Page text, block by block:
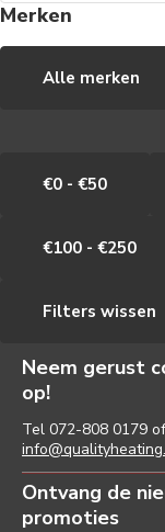
Merken
Alle merken
€0 - €50
€100 - €250
Filters wissen
Neem gerust
op!
Tel 072-808 0179
Ontvang de
promoties